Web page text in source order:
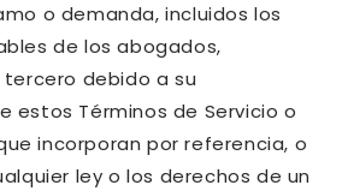
o demanda, incluidos los
de los abogados,
debido a su
estos Términos de Servicio o
incorporan por referencia, o
ley o los derechos de un